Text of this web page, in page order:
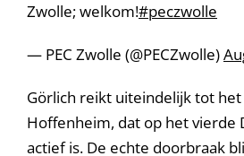
Zwolle; welkom!#peczwolle
— PEC Zwolle (@PECZwolle)
Görlich reikt uiteindelijk tot
Hoffenheim, dat op het vierde
actief is. De echte doorbraak